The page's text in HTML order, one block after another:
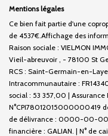
Mentions légales
Ce bien fait partie d'une
de 4537€. Affichage des
Raison sociale : VIELMON
Vieil-abreuvoir , - 78100 St
RCS : Saint-Germain-en-
Intracommunautaire :
social : 53 357,00 | Assurance
N°CPI78012015000000419
de délivrance : 0000-00-00 |
financière : GALIAN. | N° de